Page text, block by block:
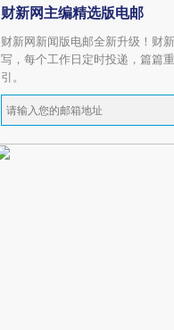
财新网主编精选版电邮
财新网新闻版电邮全新升级！财
写，每个工作日定时投递，篇篇
引。